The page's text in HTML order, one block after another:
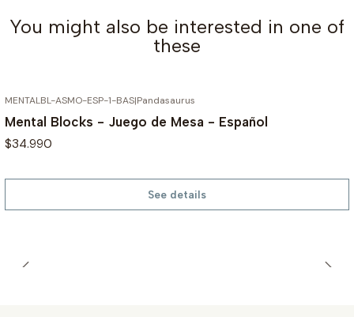
You might also be interested in one of
these
MENTALBL-ASMO-ESP-1-BAS|Pandasaurus
Mental Blocks - Juego de Mesa - Español
$34.990
See details